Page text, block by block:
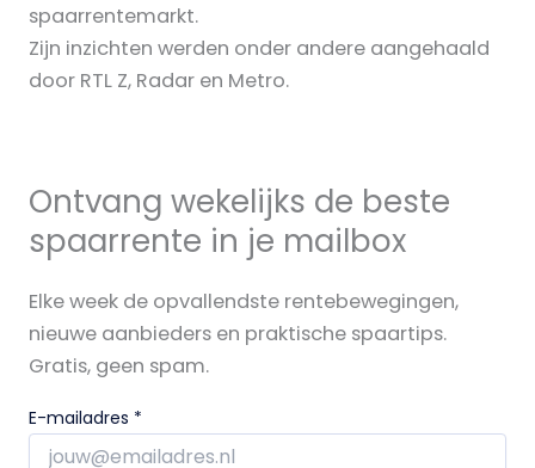
spaarrentemarkt.
Zijn inzichten werden onder andere aangehaald
door RTL Z, Radar en Metro.
Ontvang wekelijks de beste
spaarrente in je mailbox
Elke week de opvallendste rentebewegingen,
nieuwe aanbieders en praktische spaartips.
Gratis, geen spam.
E-mailadres *